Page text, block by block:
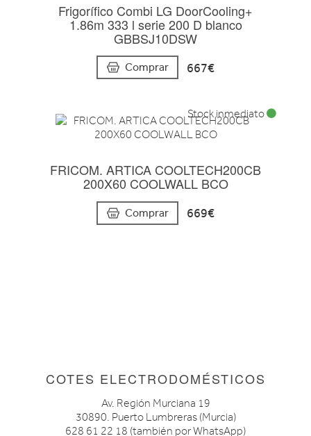
Frigorífico Combi LG DoorCooling+
1.86m 333 l serie 200 D blanco
GBBSJ10DSW
Comprar 667€
FRICOM. ARTICA COOLTECH200CB
200X60 COOLWALL BCO
Comprar 669€
Stock inmediato
COTES ELECTRODOMÉSTICOS
Av. Región Murciana 19
30890. Puerto Lumbreras (Murcia)
628 61 22 18 (también por WhatsApp)